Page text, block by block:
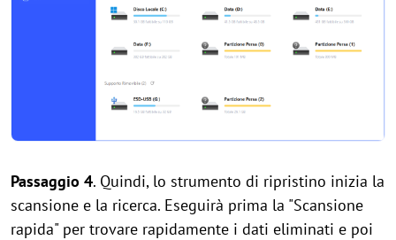
Passaggio 4. Quindi, lo strumento di ripristino inizia la
scansione e la ricerca. Eseguirà prima la "Scansione
rapida" per trovare rapidamente i dati eliminati e poi